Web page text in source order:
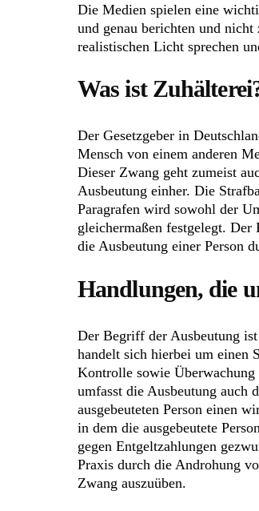
Die Medien spielen eine
und genau berichten und
realistischen Licht sprechen
Was ist
Der Gesetzgeber in
Mensch von einem anderen
Dieser Zwang geht zumeist
Ausbeutung einher. Die
Paragrafen wird sowohl der
gleichermaßen festgelegt.
die Ausbeutung einer Person
Handlungen, die
Der Begriff der Ausbeutung
handelt sich hierbei um einen
Kontrolle sowie Überwachung
umfasst die Ausbeutung auch
ausgebeuteten Person einen
in dem die ausgebeutete
gegen Entgeltzahlungen
Praxis durch die Androhung
Zwang auszuüben.